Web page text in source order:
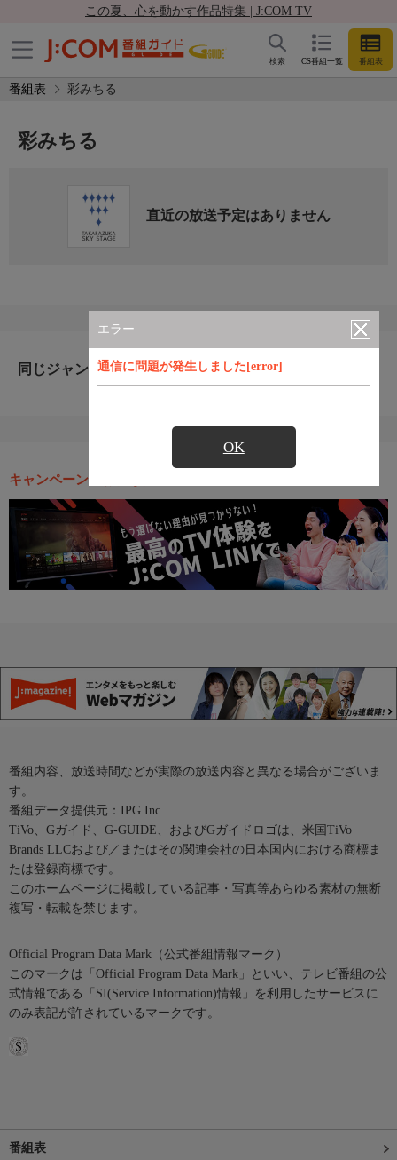
この夏、心を動かす作品特集 | J:COM TV
CS番組一覧 番組表
検索
番組表 彩みちる
エラー
通信に問題が発生しました[error]
OK
彩みちる
直近の放送予定はありません
同じジャンルのおすすめ番組
キャンペーン・お得な情報
番組内容、放送時間などが実際の放送内容と異なる場合がございま
す。
番組データ提供元：IPG Inc.
TiVo、Gガイド、G-GUIDE、およびGガイドロゴは、米国TiVo
Brands LLCおよび／またはその関連会社の日本国内における商標ま
たは登録商標です。
このホームページに掲載している記事・写真等あらゆる素材の無断
複写・転載を禁じます。
Official Program Data Mark（公式番組情報マーク）
このマークは「Official Program Data Mark」といい、テレビ番組の公
式情報である「SI(Service Information)情報」を利用したサービスに
のみ表記が許されているマークです。
番組表